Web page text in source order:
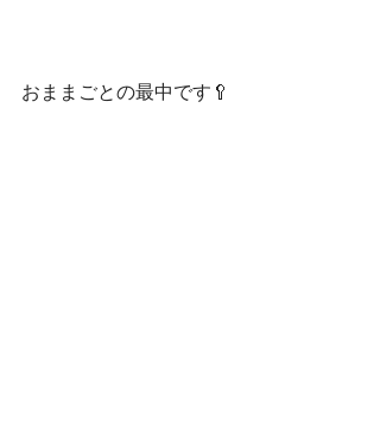
おままごとの最中です🥄